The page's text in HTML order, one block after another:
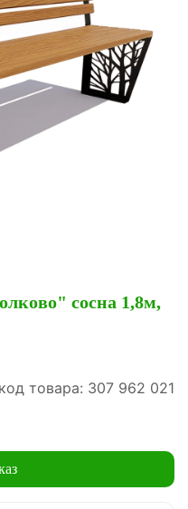
сосна 1,8м,
код товара: 307 962 021